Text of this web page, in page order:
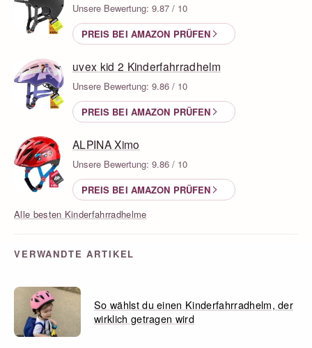
Unsere Bewertung: 9.87 / 10
PREIS BEI AMAZON PRÜFEN
uvex kid 2 Kinderfahrradhelm
Unsere Bewertung: 9.86 / 10
PREIS BEI AMAZON PRÜFEN
ALPINA Ximo
Unsere Bewertung: 9.86 / 10
PREIS BEI AMAZON PRÜFEN
Alle besten Kinderfahrradhelme
VERWANDTE ARTIKEL
So wählst du einen Kinderfahrradhelm, der
wirklich getragen wird